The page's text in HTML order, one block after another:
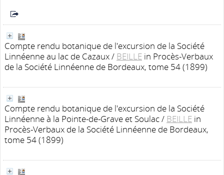
Compte rendu botanique de l'excursion de la Société
Linnéenne au lac de Cazaux/ BEILLE in Procès-Verbaux
de la Société Linnéenne de Bordeaux, tome 54 (1899)
Compte rendu botanique de l'excursion de la Société
Linnéenne à la Pointe-de-Grave et Soulac/ BEILLE in
Procès-Verbaux de la Société Linnéenne de Bordeaux,
tome 54 (1899)